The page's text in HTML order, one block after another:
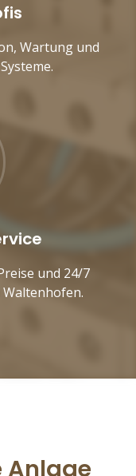
Wartung und
und 24/7
Anlage